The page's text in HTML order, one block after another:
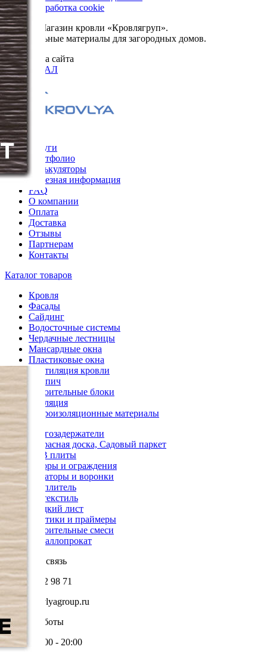
Сбор и обработка cookie
© 2026. Магазин кровли «Кровлягруп».
Строительные материалы для загородных домов.
Разработка сайта
ОРИГИНАЛ
Меню
Услуги
Портфолио
Калькуляторы
Полезная информация
FAQ
О компании
Оплата
Доставка
Отзывы
Партнерам
Контакты
Каталог товаров
Кровля
Фасады
Сайдинг
Водосточные системы
Чердачные лестницы
Мансардные окна
Пластиковые окна
Вентиляция кровли
Кирпич
Строительные блоки
Изоляция
Гидроизоляционные материалы
Снегозадержатели
Террасная доска, Садовый паркет
OSB плиты
Заборы и ограждения
Аэраторы и воронки
Утеплитель
Геотекстиль
Гладкий лист
Мастики и праймеры
Строительные смеси
Металлопрокат
Обратная связь
+7 985 002 98 71
info@krovlyagroup.ru
Режим работы
Пн-Пт: 9:00 - 20:00